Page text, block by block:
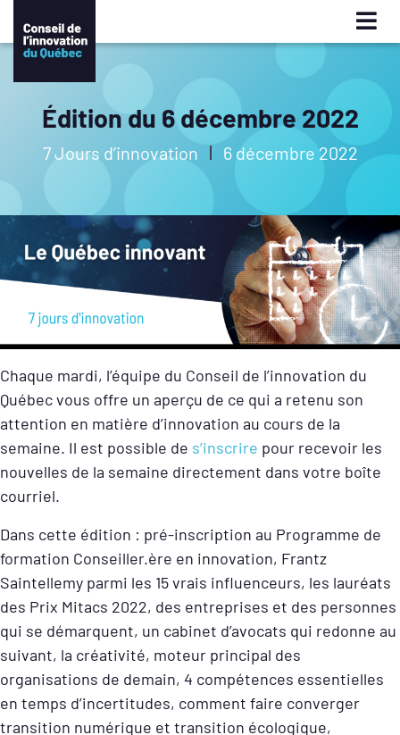
Édition du 6 décembre 2022
7 Jours d’innovation 6 décembre 2022
Chaque mardi, l’équipe du Conseil de l’innovation du
Québec vous offre un aperçu de ce qui a retenu son
attention en matière d’innovation au cours de la
semaine. Il est possible de s’inscrire pour recevoir les
nouvelles de la semaine directement dans votre boîte
courriel.
Dans cette édition : pré-inscription au Programme de
formation Conseiller.ère en innovation, Frantz
Saintellemy parmi les 15 vrais influenceurs, les lauréats
des Prix Mitacs 2022, des entreprises et des personnes
qui se démarquent, un cabinet d’avocats qui redonne au
suivant, la créativité, moteur principal des
organisations de demain, 4 compétences essentielles
en temps d’incertitudes, comment faire converger
transition numérique et transition écologique,